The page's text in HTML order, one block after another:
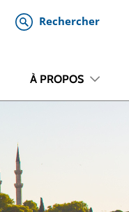
Rechercher
À PROPOS